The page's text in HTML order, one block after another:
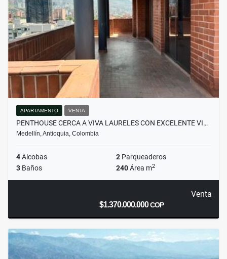
APARTAMENTO VENTA
PENTHOUSE CERCA A VIVA LAURELES CON EXCELENTE VI…
Medellín, Antioquia, Colombia
4Alcobas 2 Parqueaderos
3 Baños 240Área m2
Venta
$1.370.000.000COP